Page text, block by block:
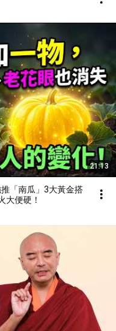
21:13
「南瓜」3大黃金搭
大便硬！